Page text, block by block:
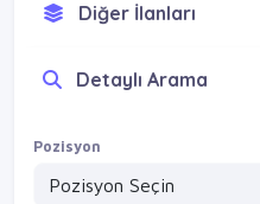
Diğer İlanları
Detaylı Arama
Pozisyon